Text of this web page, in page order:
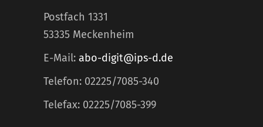
Postfach 1331
53335 Meckenheim
E-Mail: abo-digit@ips-d.de
Telefon: 02225/7085-340
Telefax: 02225/7085-399